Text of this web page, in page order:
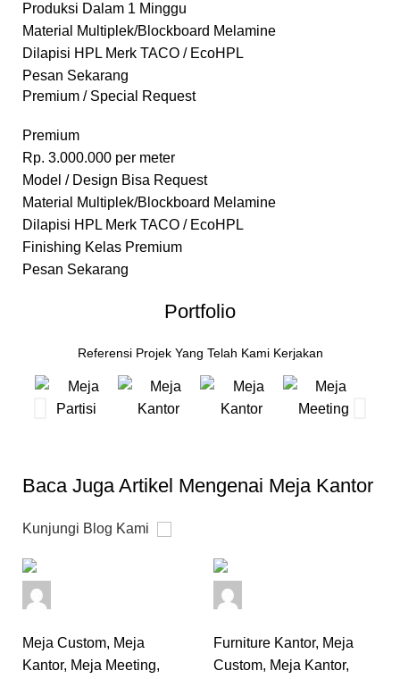
Produksi Dalam 1 Minggu
Material Multiplek/Blockboard Melamine
Dilapisi HPL Merk TACO / EcoHPL
Pesan Sekarang
Premium / Special Request
Premium
Rp. 3.000.000 per meter
Model / Design Bisa Request
Material Multiplek/Blockboard Melamine
Dilapisi HPL Merk TACO / EcoHPL
Finishing Kelas Premium
Pesan Sekarang
Portfolio
Referensi Projek Yang Telah Kami Kerjakan
Baca Juga Artikel Mengenai Meja Kantor
Kunjungi Blog Kami
Meja Custom, Meja
Kantor, Meja Meeting,
Furniture Kantor, Meja
Custom, Meja Kantor,